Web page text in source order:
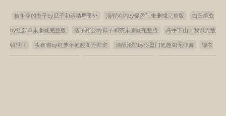
被争夺的妻子by瓜子和茶结局番外 清醒沦陷by促盈门未删减完整版 白日缠欢
by红萝伞未删减完整版 痞子相公by瓜子和茶未删减完整版 高手下山：我以无敌
镇世间 夜夜吻by红萝伞笔趣阁无弹窗 清醒沦陷by促盈门笔趣阁无弹窗 锦衣